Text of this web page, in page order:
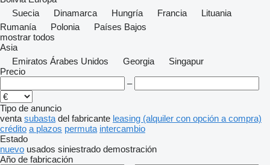
Suecia
Dinamarca Hungría Francia
Lituania
Rumanía
Polonia
Países Bajos
mostrar todos
Asia
Emiratos Árabes Unidos
Georgia
Singapur
Precio
–
Tipo de anuncio
venta subasta del fabricante leasing (alquiler con opción a compra)
crédito a plazos permuta intercambio
Estado
nuevo usados siniestrado demostración
Año de fabricación